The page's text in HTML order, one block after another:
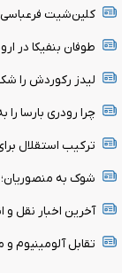
کلین‌شیت
طوفان بنفیکا در اروپا؛ ۶ گل به قلب‌های بی‌دفاع
لیدز رکوردش را
چرا رودری بارسا را
ترکیب استقلال
شوک به
آخرین اخبار نقل و
تقابل آلومینیوم